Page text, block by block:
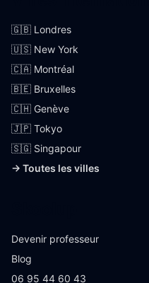
🇬🇧 Londres
🇺🇸 New York
🇨🇦 Montréal
🇧🇪 Bruxelles
🇨🇭 Genève
🇯🇵 Tokyo
🇸🇬 Singapour
→ Toutes les villes
Devenir professeur
Blog
06 95 44 60 43